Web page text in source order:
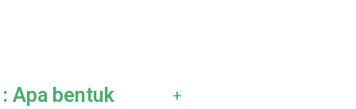
Apa bentuk
+